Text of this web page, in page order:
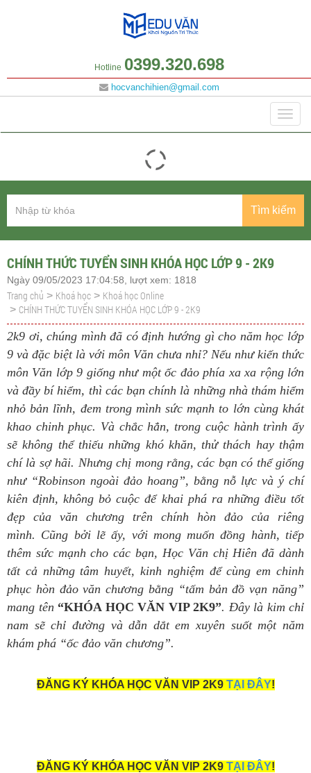
Hotline 0399.320.698
hocvanchihien@gmail.com
Tìm kiếm
CHÍNH THỨC TUYỂN SINH KHÓA HỌC LỚP 9 - 2K9
Ngày 09/05/2023 17:04:58, lượt xem: 1818
Trang chủ > Khoá học > Khoá học Online
> CHÍNH THỨC TUYỂN SINH KHÓA HỌC LỚP 9 - 2K9
2k9 ơi, chúng mình đã có định hướng gì cho năm học lớp
9 và đặc biệt là với môn Văn chưa nhỉ? Nếu như kiến thức
môn Văn lớp 9 giống như một ốc đảo phía xa xa rộng lớn
và đầy bí hiểm, thì các bạn chính là những nhà thám hiểm
nhỏ bản lĩnh, đem trong mình sức mạnh to lớn cùng khát
khao chinh phục. Và chắc hẳn, trong cuộc hành trình ấy
sẽ không thể thiếu những khó khăn, thử thách hay thậm
chí là sợ hãi. Nhưng chị mong rằng, các bạn có thể giống
như “Robinson ngoài đảo hoang”, bằng nỗ lực và ý chí
kiên định, không bỏ cuộc để khai phá ra những điều tốt
đẹp của văn chương trên chính hòn đảo của riêng
mình. Cũng bởi lẽ ấy, với mong muốn đồng hành, tiếp
thêm sức mạnh cho các bạn, Học Văn chị Hiên đã dành
tất cả những tâm huyết, kinh nghiệm để cùng em chinh
phục hòn đảo văn chương bằng “tấm bản đồ vạn năng”
mang tên “KHÓA HỌC VĂN VIP 2K9”. Đây là kim chỉ
nam sẽ chỉ đường và dẫn dắt em xuyên suốt một năm
khám phá “ốc đảo văn chương”.
ĐĂNG KÝ KHÓA HỌC VĂN VIP 2K9 TẠI ĐÂY!
ĐĂNG KÝ KHÓA HỌC VĂN VIP 2K9 TẠI ĐÂY!